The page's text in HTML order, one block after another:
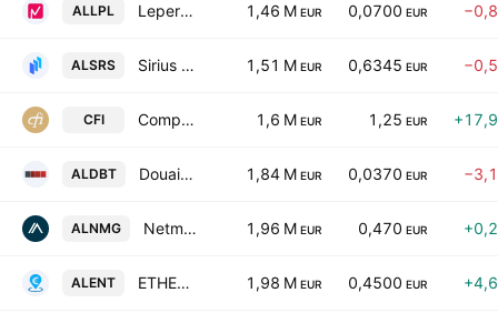
ALLPL Lepermislibre SA 1,46 M EUR 0,0700 EUR
ALSRS Sirius Media 1,51 M EUR 0,6345 EUR
CFI Compagnie Fonciere Internationale 1,6 M EUR 1,25 EUR
ALDBT Douaisienne de Basse Tension SAS 1,84 M EUR 0,0370 EUR
ALNMG Netmedia Group 1,96 M EUR 0,470 EUR
ALENT ETHERO 1,98 M EUR 0,4500 EUR